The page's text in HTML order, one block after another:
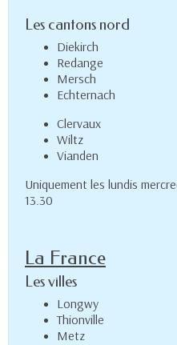
Les cantons nord
Diekirch
Redange
Mersch
Echternach
Clervaux
Wiltz
Vianden
Uniquement les lundis
13.30
La France
Les villes
Longwy
Thionville
Metz